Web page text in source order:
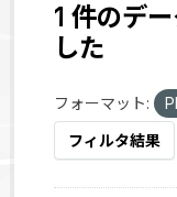
1 件のデ
した
フォーマット:
フィルタ結果